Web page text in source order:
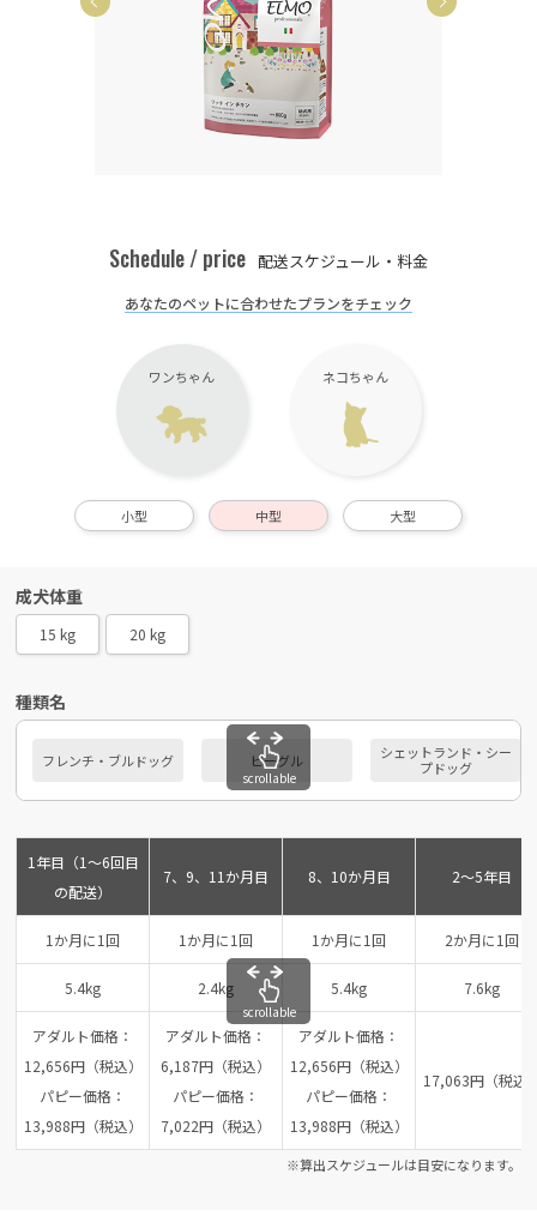
Schedule / price 配送スケジュール・料金
あなたのペットに合わせたプランをチェック
ワンちゃん ネコちゃん
小型 中型 大型
成犬体重
15 kg 20 kg
種類名
フレンチ・ブルドッグ ビーグル
シェットランド・シー
プドッグ
scrollable
1年目（1～6回目
の配送）
7、9、11か月目 8、10か月目 2～5年目
1か月に1回 1か月に1回 1か月に1回 2か月に1回
5.4kg 2.4kg 5.4kg 7.6kg
アダルト価格：
12,656円（税込）
パピー価格：
13,988円（税込）
アダルト価格：
6,187円（税込）
パピー価格：
7,022円（税込）
アダルト価格：
12,656円（税込）
パピー価格：
13,988円（税込）
17,063円（税込
scrollable
※算出スケジュールは目安になります。